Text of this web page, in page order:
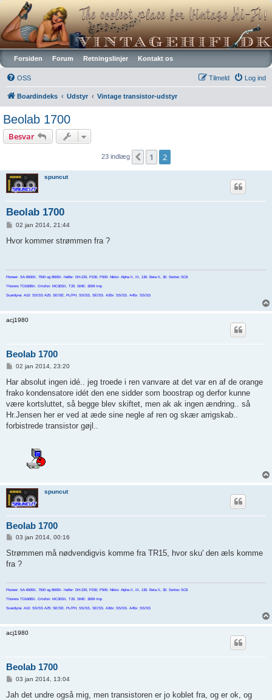
Vintagehifi.dk
Forsiden Forum Retningslinjer Kontakt os
OSS Log ind
Tilmeld
Boardindeks Udstyr Vintage transistor-udstyr
Beolab 1700
Besvar
23 indlæg Forrige
1 2
spuncut
Beolab 1700
d
02 jan 2014, 21:44
Hvor kommer strømmen fra ?
Pioneer: SA-6500II, 7500 og 8500II. Hafler: DH-220, P230, P500. Nikko: Alpha II, III, 130. Beta II, 30. Sentec SC8
Thorens TD160BII. Ortofon: MC30SII, T20. SME: 3009 Imp
Scandyna: A10: SS/SS A25: SE/SE, PL/PH, SS/SS, SE/SS. A30x: SS/SS. A45x: SS/SS
acj1980
Beolab 1700
d
æ
g
02 jan 2014, 23:20
Har absolut ingen idé.. jeg troede i ren vanvare at det var en af de orange
frako kondensatore idét den ene sidder som boostrap og derfor kunne
være kortsluttet, så begge blev skiftet, men ak ak ingen ændring.. så
Hr.Jensen her er ved at æde sine negle af ren og skær arrigskab..
forbistrede transistor gøjl..
spuncut
Beolab 1700
d
æ
03 jan 2014, 00:16
Strømmen må nødvendigvis komme fra TR15, hvor sku' den æls komme
fra ?
Pioneer: SA-6500II, 7500 og 8500II. Hafler: DH-220, P230, P500. Nikko: Alpha II, III, 130. Beta II, 30. Sentec SC8
Thorens TD160BII. Ortofon: MC30SII, T20. SME: 3009 Imp
Scandyna: A10: SS/SS A25: SE/SE, PL/PH, SS/SS, SE/SS. A30x: SS/SS. A45x: SS/SS
acj1980
Beolab 1700
d
03 jan 2014, 13:04
Jah det undre også mig, men transistoren er jo koblet fra, og er ok, og